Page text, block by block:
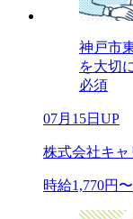
神戸市
を大切
必須
07月15日UP
株式会社キャ
時給1,770円〜